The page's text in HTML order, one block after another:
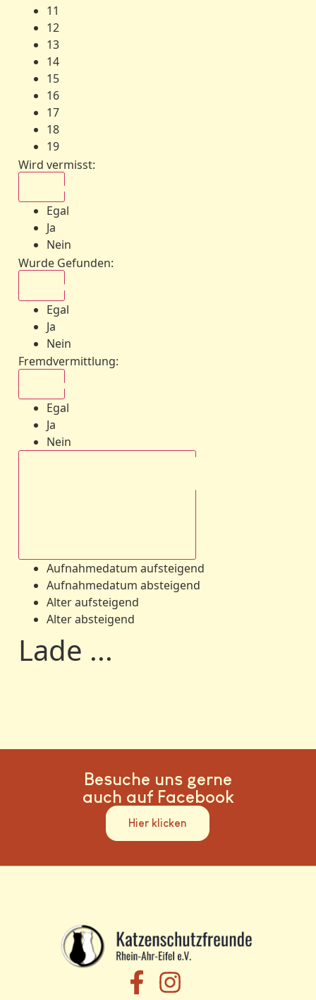
11
12
13
14
15
16
17
18
19
Wird vermisst:
Egal
Ja
Nein
Wurde Gefunden:
Egal
Ja
Nein
Fremdvermittlung:
Egal
Ja
Nein
Aufnahmedatum aufsteigend
Aufnahmedatum absteigend
Alter aufsteigend
Alter absteigend
Lade ...
Besuche uns gerne
auch auf Facebook
Hier klicken